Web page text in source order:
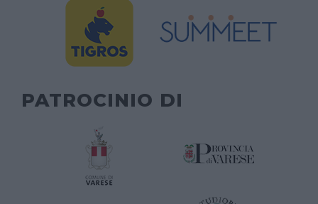
PATROCINIO DI